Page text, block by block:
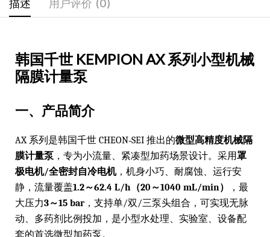
描述 用户评价 (0)
韩国千世 KEMPION AX 系列小型机械
隔膜计量泵
一、产品简介
AX 系列是韩国千世 CHEON‑SEI 推出的微型高精度机械隔
膜计量泵 ，专为小流量、紧凑型加药场景设计。采用罩
极电机/全密封自冷电机，机身小巧、耐腐蚀、运行安
静，流量覆盖1.2～62.4 L/h（20～1040 mL/min）
，最
大压力3～15 bar，支持单/双/三泵头组合，可实现无脉
动、多药剂比例投加，是小型水处理、实验室、设备配
套的首选微型加药泵。